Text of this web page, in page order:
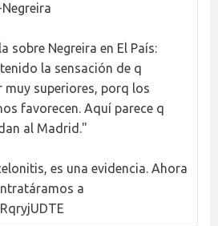
sobre Negreira en El País:
la sensación de q
muy superiores, porq los
favorecen. Aquí parece q
al Madrid."
es una evidencia. Ahora
a